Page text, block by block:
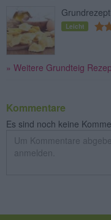
Leicht
» Weitere Grundteig
Kommentare
Es sind noch keine